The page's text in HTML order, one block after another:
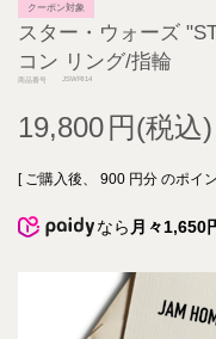
クーポン対象
スター・ウォーズ
コン リング/指輪
商品番号 JSWRI14
19,800
[ ご購入後、 900 円分 のポイ
なら 月々1,650